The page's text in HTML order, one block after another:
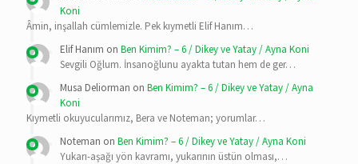
Koni
Âmin, inşallah cümlemizle. Pek kıymetli Elif Hanım…
Elif Hanım on Ben Kimim? – 6 / Dikey ve Yatay / Ayna Koni
Sevgili Oğlum. İnsanoğlunu ayakta tutan hem de ger…
Musa Deliorman on Ben Kimim? – 6 / Dikey ve Yatay / Ayna
Koni
Kıymetli okuyucularımız, Bera ve Noteman; yorumlar…
Noteman on Ben Kimim? – 6 / Dikey ve Yatay / Ayna Koni
Yukarı-aşağı yön kavramı, yukarının üstün olması,…